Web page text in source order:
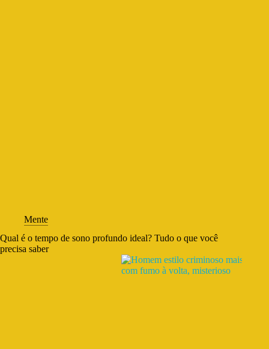
Mente
Qual é o tempo de sono profundo ideal? Tudo o que você
precisa saber